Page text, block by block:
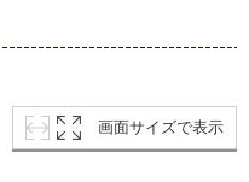
画面サイズで表示